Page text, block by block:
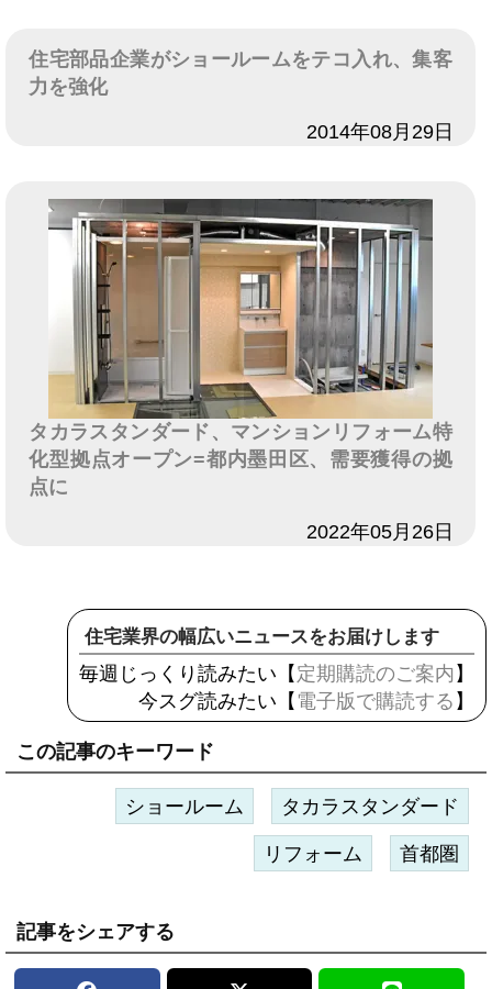
住宅部品企業がショールームをテコ入れ、集客
力を強化
2014年08月29日
タカラスタンダード、マンションリフォーム特
化型拠点オープン=都内墨田区、需要獲得の拠
点に
2022年05月26日
住宅業界の幅広いニュースをお届けします
毎週じっくり読みたい【 定期購読のご案内 】
今スグ読みたい【 電子版で購読する 】
この記事のキーワード
ショールーム タカラスタンダード
リフォーム 首都圏
記事をシェアする